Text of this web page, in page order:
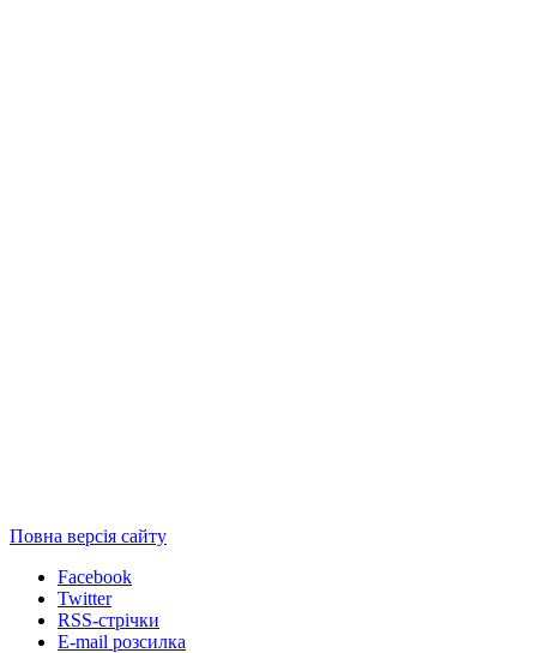
Повна версія сайту
Facebook
Twitter
RSS-стрічки
E-mail розсилка